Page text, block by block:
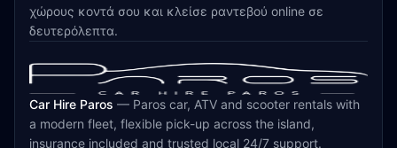
χώρους κοντά σου και κλείσε ραντεβού online σε
δευτερόλεπτα.
Car Hire Paros — Paros car, ATV and scooter rentals with
a modern fleet, flexible pick-up across the island,
insurance included and trusted local 24/7 support.